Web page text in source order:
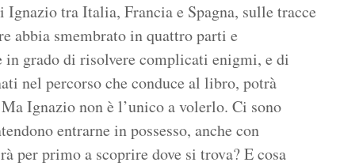
tra Italia, Francia e Spagna, sulle tracce
abbia smembrato in quattro parti e
in grado di risolvere complicati enigmi, e di
nel percorso che conduce al libro, potrà
Ignazio non è l’unico a volerlo. Ci sono
entrarne in possesso, anche con
per primo a scoprire dove si trova? E cosa